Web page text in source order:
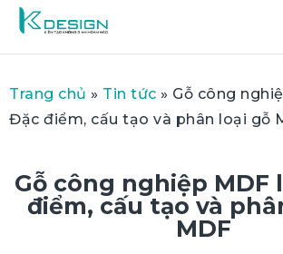
Trang chủ » Tin tức » Gỗ công
Đặc điểm, cấu tạo và phân loại gỗ
Gỗ công nghiệp MDF
điểm, cấu tạo và
MDF